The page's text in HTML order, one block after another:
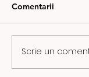
ZIUA
MARCATĂ
Comentarii
Scrie un